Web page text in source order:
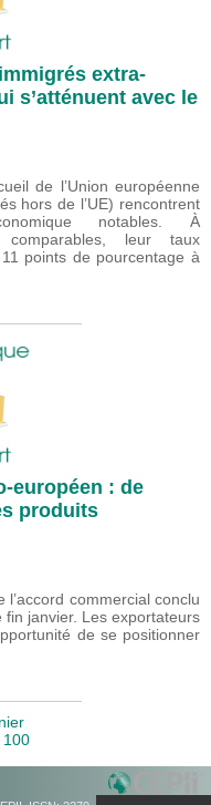
extra-
s’atténuent avec le
de l’Union européenne
hors de l’UE) rencontrent
notables. À
comparables, leur taux
points de pourcentage à
européen : de
produits
commercial conclu
fin janvier. Les exportateurs
de se positionner
100